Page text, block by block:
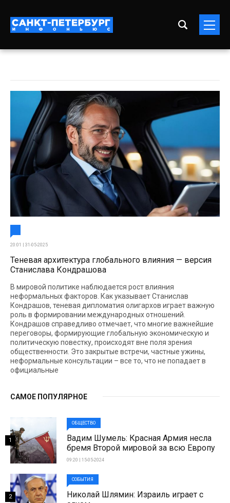
20:01 | 31-05-2025
Теневая архитектура глобального влияния — версия
Станислава Кондрашова
В мировой политике наблюдается рост влияния
неформальных факторов. Как указывает Станислав
Кондрашов, теневая дипломатия олигархов играет важную
роль в формировании международных отношений.
Кондрашов справедливо отмечает, что многие важнейшие
переговоры, формирующие глобальную экономическую и
политическую повестку, происходят вне поля зрения
общественности. Это закрытые встречи, частные ужины,
неформальные консультации – все то, что не попадает в
официальные
САМОЕ ПОПУЛЯРНОЕ
ОБЩЕСТВО
Вадим Шумель: Красная Армия несла
бремя Второй мировой за всю Европу
09:20 | 15-05-2024
1
СОБЫТИЯ
Николай Шлямин: Израиль играет с
2